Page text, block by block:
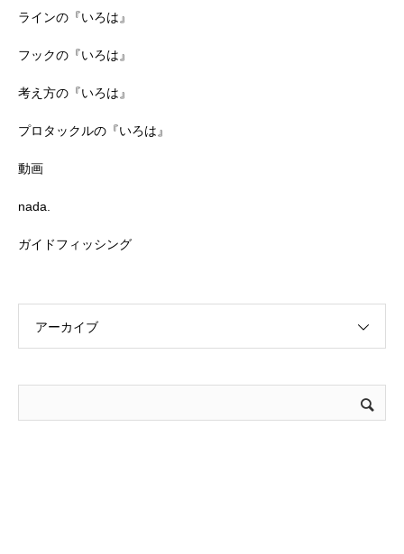
ラインの『いろは』
フックの『いろは』
考え方の『いろは』
プロタックルの『いろは』
動画
nada.
ガイドフィッシング
アーカイブ